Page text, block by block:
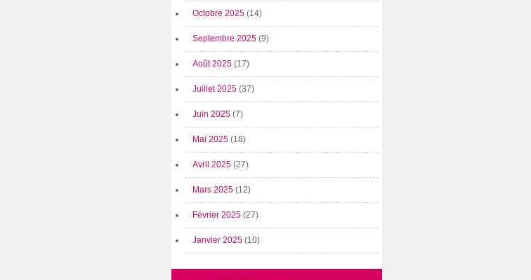
Octobre 2025 (14)
Septembre 2025 (9)
Août 2025 (17)
Juillet 2025 (37)
Juin 2025 (7)
Mai 2025 (18)
Avril 2025 (27)
Mars 2025 (12)
Février 2025 (27)
Janvier 2025 (10)